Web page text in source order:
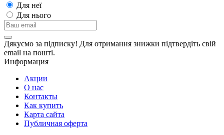
Для неї
Для нього
Дякуємо за підписку! Для отримання знижки підтвердіть свій
email на пошті.
Информация
Акции
О нас
Контакты
Как купить
Карта сайта
Публичная оферта